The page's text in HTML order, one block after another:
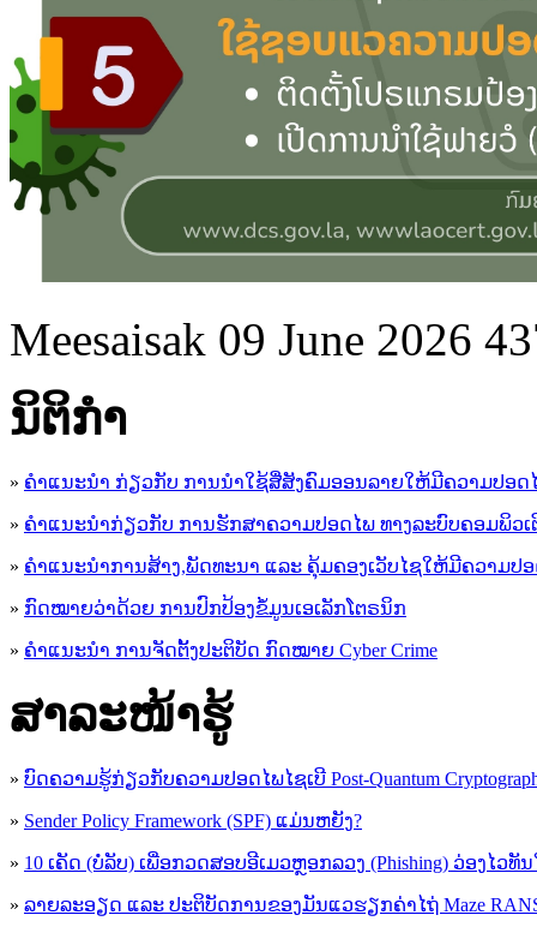
Meesaisak 09 June 2026
ນິ​ຕິ​ກໍາ
» ຄໍາແນະນໍາ ກ່ຽວກັບ ການນໍາໃຊ້ສື່ສັງຄົມອອນລາຍໃຫ້ມີຄວາມປອດ
» ຄຳແນະນຳກ່ຽວກັບ ການຮັກສາຄວາມປອດໄພ ທາງລະບົບຄອມພິວເ
» ຄຳແນະນຳການສ້າງ,ພັດທະນາ ແລະ ຄຸ້ມຄອງເວັບໄຊໃຫ້ມີຄວາມປ
» ກົດໝາຍວ່າດ້ວຍ ການປົກປ້ອງຂໍ້ມູນເອເລັກໂຕຣນິກ
» ຄຳແນະນຳ ການຈັດຕັ້ງປະຕິບັດ ກົດໝາຍ Cyber Crime
ສາລະໜ້າຮູ້
» ບົດຄວາມຮູ້ກ່ຽວກັບຄວາມປອດໄພໄຊເບີ Post-Quantum
» Sender Policy Framework (SPF) ແມ່ນຫຍັງ?
» 10 ເຄັດ (ບໍ່ລັບ) ເພື່ອກວດສອບອີເມວຫຼອກລວງ (Phishing) ວ່ອງໄວທັ
» ລາຍລະອຽດ ແລະ ປະຕິບັດການຂອງມັນແວຮຽກຄ່າໄຖ່ Maze